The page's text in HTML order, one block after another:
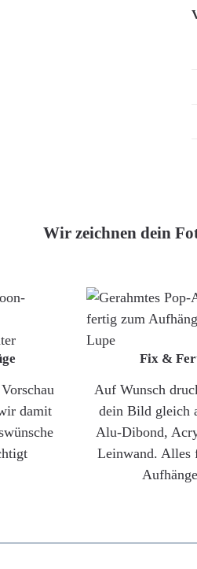
Wir zeichnen dein
damit
Fix &
Auf Wunsch
dein Bild gleich
Alu-Dibond,
Leinwand. Alles